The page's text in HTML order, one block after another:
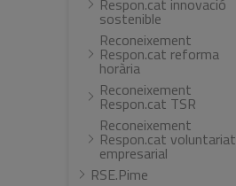
Respon.cat innovació
sostenible
Reconeixement
Respon.cat reforma
horària
Reconeixement
Respon.cat TSR
Reconeixement
Respon.cat voluntariat
empresarial
RSE.Pime